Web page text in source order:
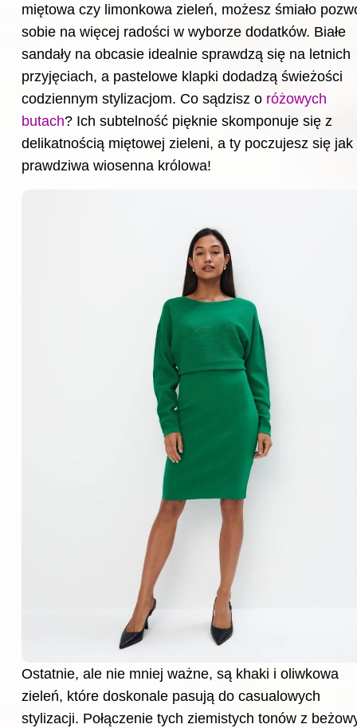
miętowa czy limonkowa zieleń, możesz śmiało
sobie na więcej radości w wyborze dodatków. Białe
sandały na obcasie idealnie sprawdzą się na letnich
przyjęciach, a pastelowe klapki dodadzą świeżości
codziennym stylizacjom. Co sądzisz o różowych
butach? Ich subtelność pięknie skomponuje się z
delikatnością miętowej zieleni, a ty poczujesz się jak
prawdziwa wiosenna królowa!
Ostatnie, ale nie mniej ważne, są khaki i oliwkowa
zieleń, które doskonale pasują do casualowych
stylizacji. Połączenie tych ziemistych tonów z